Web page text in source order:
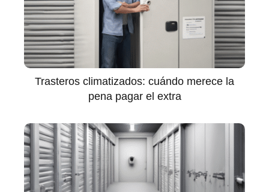
Trasteros climatizados: cuándo merece la
pena pagar el extra